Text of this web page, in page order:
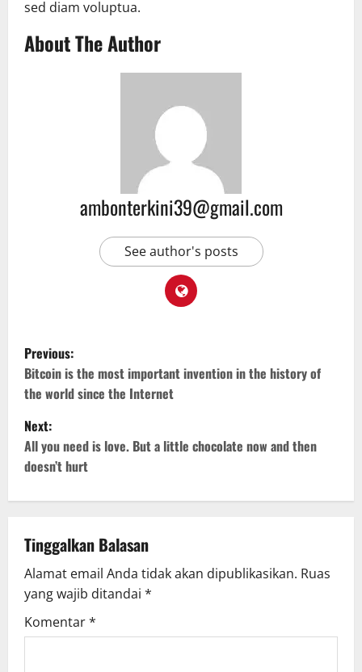
sed diam voluptua.
About The Author
ambonterkini39@gmail.com
See author's posts
Previous:
Bitcoin is the most important invention in the history of
the world since the Internet
Next:
All you need is love. But a little chocolate now and then
doesn’t hurt
Tinggalkan Balasan
Alamat email Anda tidak akan dipublikasikan. Ruas
yang wajib ditandai *
Komentar*